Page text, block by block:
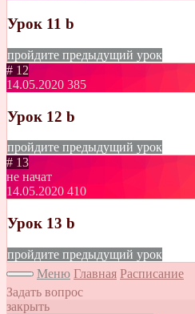
Урок 11 b
пройдите предыдущий урок
# 12
14.05.2020 385
Урок 12 b
пройдите предыдущий урок
# 13
не начат
14.05.2020 410
Урок 13 b
пройдите предыдущий урок
Меню Главная Расписание
Задать вопрос
закрыть